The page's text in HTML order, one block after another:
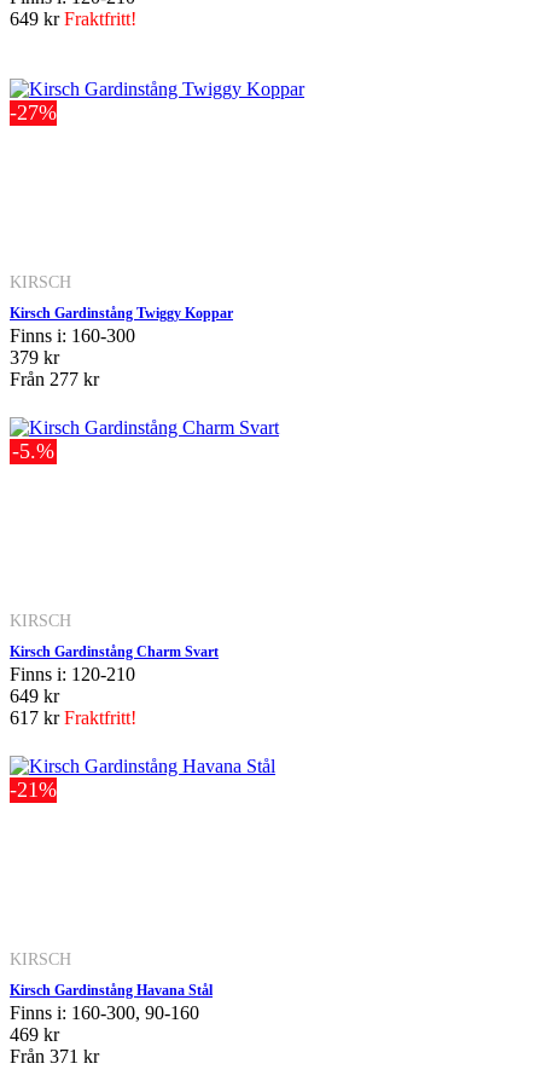
649 krFraktfritt!
-27%
KIRSCH
Kirsch Gardinstång Twiggy Koppar
Finns i: 160-300
379 kr
Från 277 kr
-5.%
KIRSCH
Kirsch Gardinstång Charm Svart
Finns i: 120-210
649 kr
617 krFraktfritt!
-21%
KIRSCH
Kirsch Gardinstång Havana Stål
Finns i: 160-300, 90-160
469 kr
Från 371 kr